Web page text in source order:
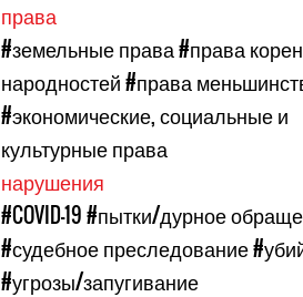
права
#земельные права#права
народностей#права
#экономические, социальные и
культурные права
нарушения
#COVID-19#пытки/дурное
#судебное преследование
#угрозы/запугивание